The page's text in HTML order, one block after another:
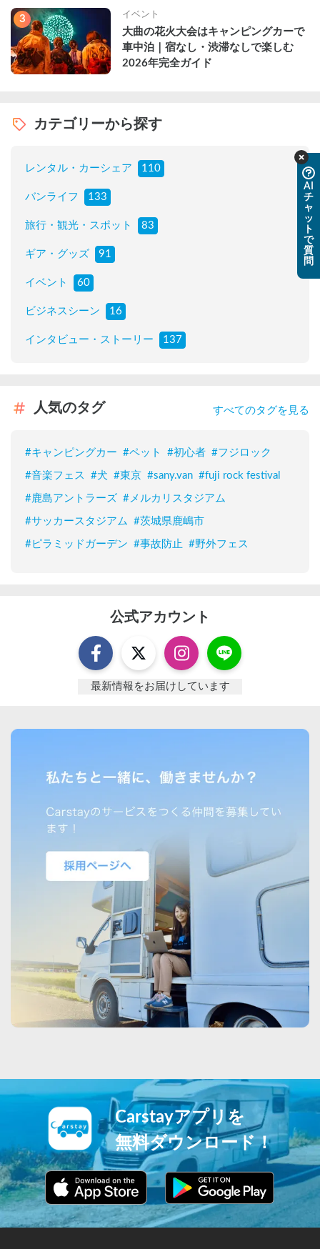
3 イベント
大曲の花火大会はキャンピングカーで
車中泊｜宿なし・渋滞なしで楽しむ
2026年完全ガイド
カテゴリーから探す
レンタル・カーシェア 110
バンライフ 133
旅行・観光・スポット 83
ギア・グッズ 91
イベント 60
ビジネスシーン 16
インタビュー・ストーリー 137
人気のタグ すべてのタグを見る
#キャンピングカー #ペット #初心者 #フジロック
#音楽フェス #犬 #東京 #sany.van #fuji rock festival
#鹿島アントラーズ #メルカリスタジアム
#サッカースタジアム #茨城県鹿嶋市
#ピラミッドガーデン #事故防止 #野外フェス
公式アカウント
最新情報をお届けしています
AI
チ
ャ
ッ
ト
で
質
問
Carstayアプリを
無料ダウンロード！